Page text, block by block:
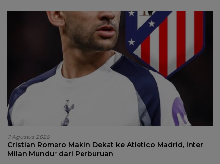
7 Agustus 2026
Cristian Romero Makin Dekat ke Atletico Madrid, Inter
Milan Mundur dari Perburuan